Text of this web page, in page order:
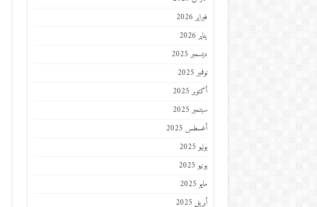
فبراير 2026
يناير 2026
ديسمبر 2025
نوفمبر 2025
أكتوبر 2025
سبتمبر 2025
أغسطس 2025
يوليو 2025
يونيو 2025
مايو 2025
أبريل 2025